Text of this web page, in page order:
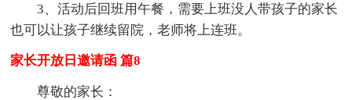
3、活动后回班用午餐，需要上班没人带孩子的家长
也可以让孩子继续留院，老师将上连班。
家长开放日邀请函 篇8
尊敬的家长：